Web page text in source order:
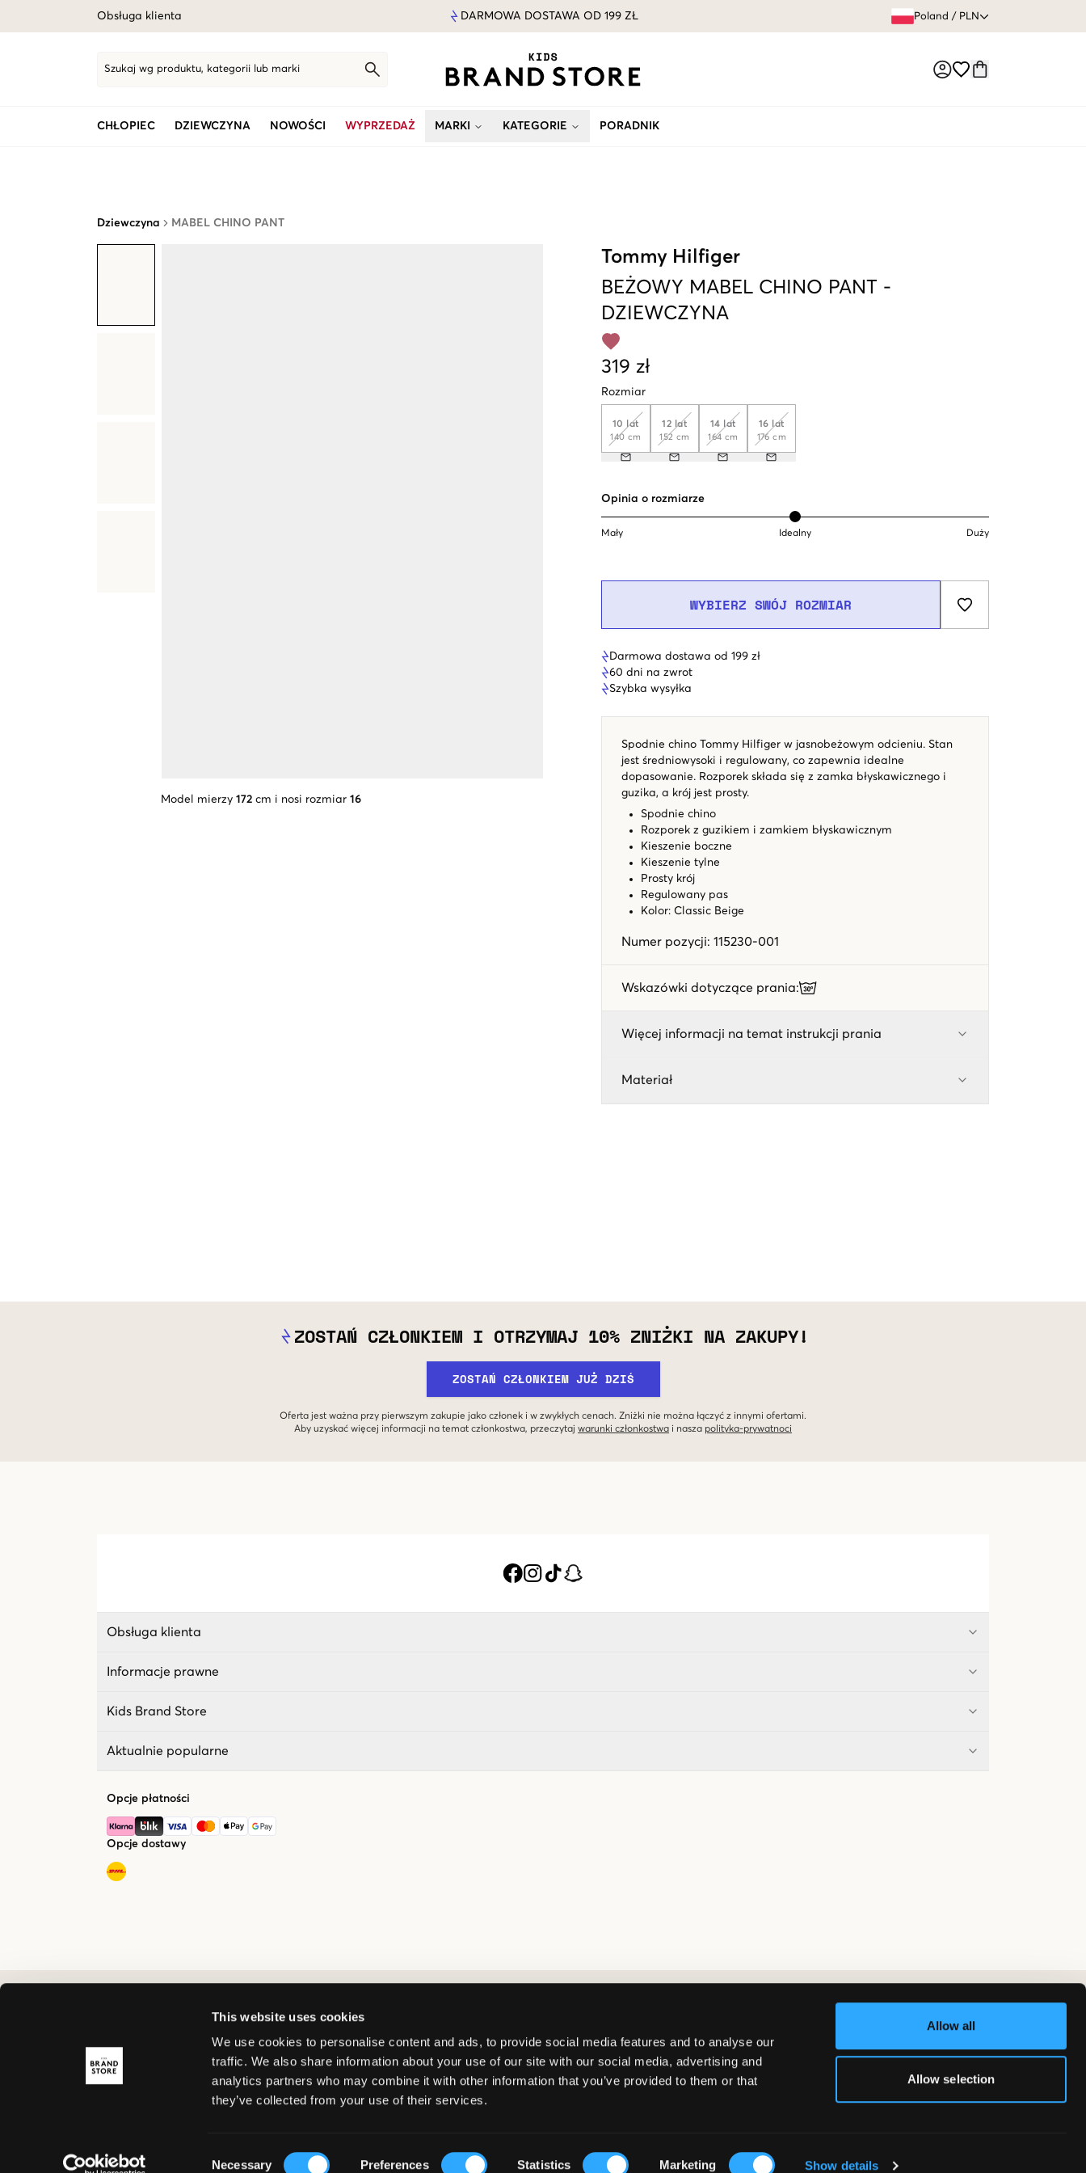
This website uses cookies
We use cookies to personalise content and ads, to provide social media features and to analyse our
traffic. We also share information about your use of our site with our social media, advertising and
analytics partners who may combine it with other information that you’ve provided to them or that
they’ve collected from your use of their services.
Necessary Preferences Statistics Marketing Show details
Allow all
Allow selection
Obsługa klienta DARMOWA DOSTAWA OD 199 ZŁ Poland / PLN
Szukaj wg produktu, kategorii lub marki
CHŁOPIEC DZIEWCZYNA NOWOŚCI WYPRZEDAŻ MARKI KATEGORIE PORADNIK
Dziewczyna MABEL CHINO PANT
Model mierzy 172 cm i nosi rozmiar 16
Tommy Hilfiger
BEŻOWY MABEL CHINO PANT -
DZIEWCZYNA
319 zł
Rozmiar
10 lat
140 cm
12 lat
152 cm
14 lat
164 cm
16 lat
176 cm
Opinia o rozmiarze
Mały Idealny Duży
WYBIERZ SWÓJ ROZMIAR
Darmowa dostawa od 199 zł
60 dni na zwrot
Szybka wysyłka
Spodnie chino Tommy Hilfiger w jasnobeżowym odcieniu. Stan
jest średniowysoki i regulowany, co zapewnia idealne
dopasowanie. Rozporek składa się z zamka błyskawicznego i
guzika, a krój jest prosty.
Spodnie chino
Rozporek z guzikiem i zamkiem błyskawicznym
Kieszenie boczne
Kieszenie tylne
Prosty krój
Regulowany pas
Kolor: Classic Beige
Numer pozycji: 115230-001
Wskazówki dotyczące prania:
Więcej informacji na temat instrukcji prania
Materiał
ZOSTAŃ CZŁONKIEM I OTRZYMAJ 10% ZNIŻKI NA ZAKUPY!
ZOSTAŃ CZŁONKIEM JUŻ DZIŚ
Oferta jest ważna przy pierwszym zakupie jako członek i w zwykłych cenach. Zniżki nie można łączyć z innymi ofertami.
Aby uzyskać więcej informacji na temat członkostwa, przeczytaj warunki członkostwa i nasza polityka-prywatnoci
Obsługa klienta
Informacje prawne
Kids Brand Store
Aktualnie popularne
Opcje płatności
Opcje dostawy
Copyright 2026 Kids Brand Store AB